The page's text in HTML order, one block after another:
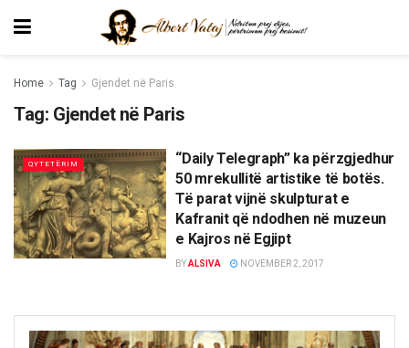
Home Tag Gjendet në Paris
Tag: Gjendet në Paris
QYTETËRIM
“Daily Telegraph” ka përzgjedhur
50 mrekullitë artistike të botës.
Të parat vijnë skulpturat e
Kafranit që ndodhen në muzeun
e Kajros në Egjipt
BYALSIVA NOVEMBER 2, 2017